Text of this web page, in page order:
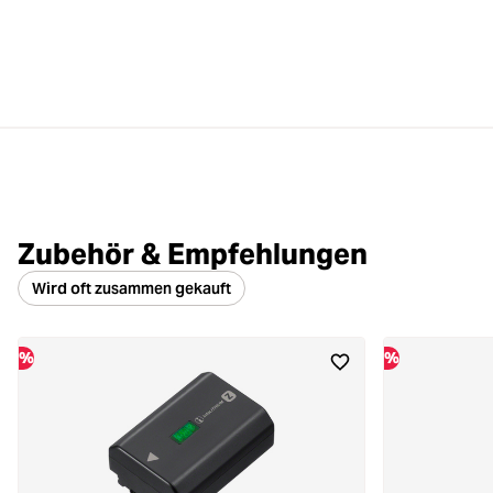
Zubehör & Empfehlungen
Wird oft zusammen gekauft
% %